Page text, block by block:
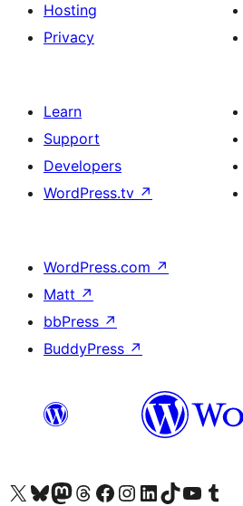
Hosting
Privacy
Learn
Support
Developers
WordPress.tv ↗
WordPress.com ↗
Matt ↗
bbPress ↗
BuddyPress ↗
Visit our X (formerly Twitter) account
Visit our Bluesky account
Visit our Mastodon account
Visit our Threads account
Visit our Facebook page
Visit our Instagram account
Visit our LinkedIn account
Visit our TikTok account
Visit our YouTube
Visit our